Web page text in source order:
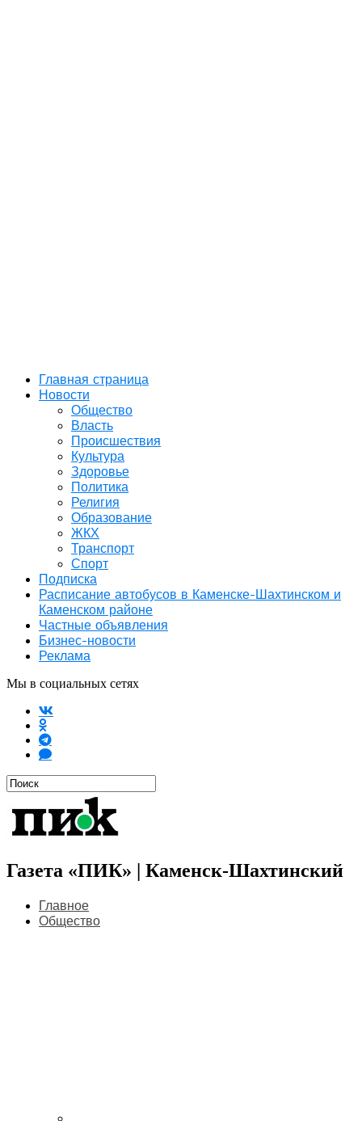
Главная страница
Новости
Общество
Власть
Происшествия
Культура
Здоровье
Политика
Религия
Образование
ЖКХ
Транспорт
Спорт
Подписка
Расписание автобусов в Каменске-Шахтинском и
Каменском районе
Частные объявления
Бизнес-новости
Реклама
Мы в социальных сетях
Газета «ПИК» | Каменск-Шахтинский
Главное
Общество